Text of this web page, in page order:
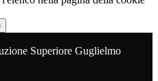
Superiore Guglielmo